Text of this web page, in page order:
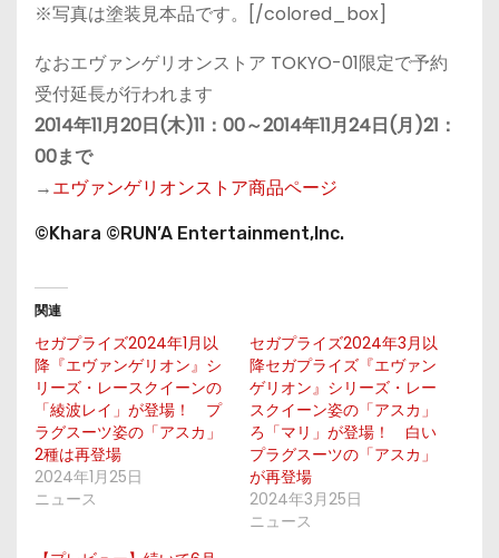
※写真は塗装見本品です。[/colored_box]
なおエヴァンゲリオンストア TOKYO-01限定で予約
受付延長が行われます
2014年11月20日(木)11：00～2014年11月24日(月)21：
00まで
→エヴァンゲリオンストア商品ページ
©Khara ©RUN’A Entertainment,Inc.
関連
セガプライズ2024年1月以
降『エヴァンゲリオン』シ
リーズ・レースクイーンの
「綾波レイ」が登場！ プ
ラグスーツ姿の「アスカ」
2種は再登場
2024年1月25日
ニュース
セガプライズ2024年3月以
降セガプライズ『エヴァン
ゲリオン』シリーズ・レー
スクイーン姿の「アスカ」
ろ「マリ」が登場！ 白い
プラグスーツの「アスカ」
が再登場
2024年3月25日
ニュース